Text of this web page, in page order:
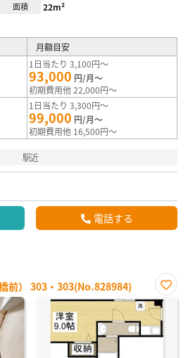
面積 22m²
月額目安
1日当たり 3,100円～
93,000 円/月～
初期費用他 22,000円～
1日当たり 3,300円～
99,000 円/月～
初期費用他 16,500円～
駅近
電話する
前） 303・303(No.828984)
お気
に入
り登
録